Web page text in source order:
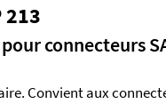
213
connecteurs
Convient aux